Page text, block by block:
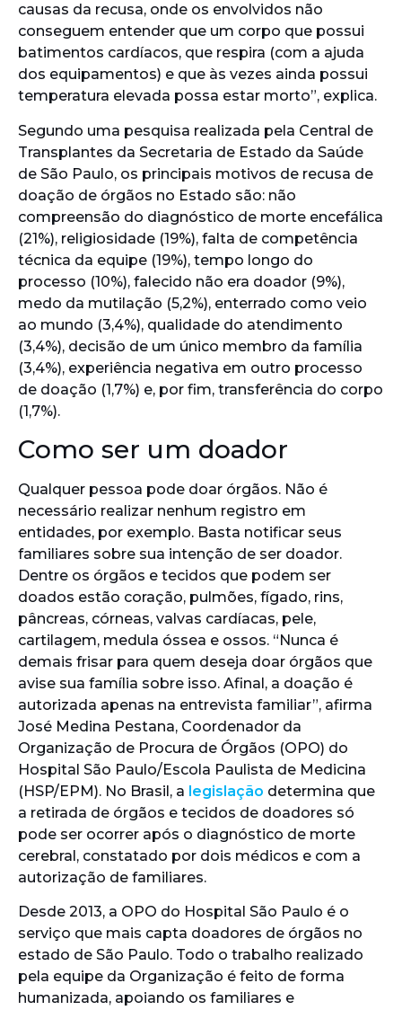
causas da recusa, onde os envolvidos não
conseguem entender que um corpo que possui
batimentos cardíacos, que respira (com a ajuda
dos equipamentos) e que às vezes ainda possui
temperatura elevada possa estar morto”, explica.
Segundo uma pesquisa realizada pela Central de
Transplantes da Secretaria de Estado da Saúde
de São Paulo, os principais motivos de recusa de
doação de órgãos no Estado são: não
compreensão do diagnóstico de morte encefálica
(21%), religiosidade (19%), falta de competência
técnica da equipe (19%), tempo longo do
processo (10%), falecido não era doador (9%),
medo da mutilação (5,2%), enterrado como veio
ao mundo (3,4%), qualidade do atendimento
(3,4%), decisão de um único membro da família
(3,4%), experiência negativa em outro processo
de doação (1,7%) e, por fim, transferência do corpo
(1,7%).
Como ser um doador
Qualquer pessoa pode doar órgãos. Não é
necessário realizar nenhum registro em
entidades, por exemplo. Basta notificar seus
familiares sobre sua intenção de ser doador.
Dentre os órgãos e tecidos que podem ser
doados estão coração, pulmões, fígado, rins,
pâncreas, córneas, valvas cardíacas, pele,
cartilagem, medula óssea e ossos. “Nunca é
demais frisar para quem deseja doar órgãos que
avise sua família sobre isso. Afinal, a doação é
autorizada apenas na entrevista familiar”, afirma
José Medina Pestana, Coordenador da
Organização de Procura de Órgãos (OPO) do
Hospital São Paulo/Escola Paulista de Medicina
(HSP/EPM). No Brasil, a legislação determina que
a retirada de órgãos e tecidos de doadores só
pode ser ocorrer após o diagnóstico de morte
cerebral, constatado por dois médicos e com a
autorização de familiares.
Desde 2013, a OPO do Hospital São Paulo é o
serviço que mais capta doadores de órgãos no
estado de São Paulo. Todo o trabalho realizado
pela equipe da Organização é feito de forma
humanizada, apoiando os familiares e